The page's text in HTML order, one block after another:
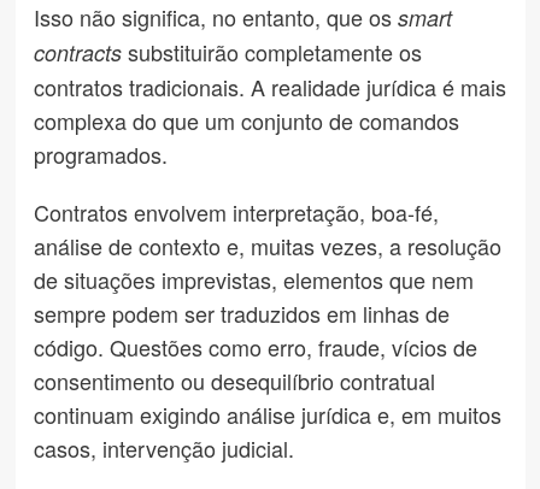
Isso não significa, no entanto, que os smart
contractssubstituirão completamente os
contratos tradicionais. A realidade jurídica é mais
complexa do que um conjunto de comandos
programados.
Contratos envolvem interpretação, boa-fé,
análise de contexto e, muitas vezes, a resolução
de situações imprevistas, elementos que nem
sempre podem ser traduzidos em linhas de
código. Questões como erro, fraude, vícios de
consentimento ou desequilíbrio contratual
continuam exigindo análise jurídica e, em muitos
casos, intervenção judicial.